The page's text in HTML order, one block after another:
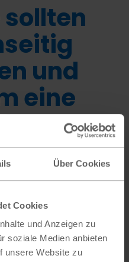
Über Cookies
Cookies
und Anzeigen zu
soziale Medien anbieten
unsere Website zu
sollten
und
eine
der
Liebe
Vater und Ehemann